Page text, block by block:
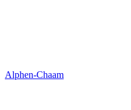
Alphen-Chaam